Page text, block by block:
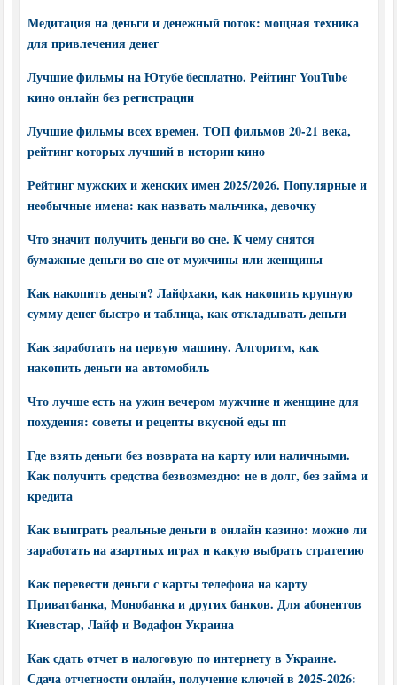
Медитация на деньги и денежный поток: мощная техника
для привлечения денег
Лучшие фильмы на Ютубе бесплатно. Рейтинг YouTube
кино онлайн без регистрации
Лучшие фильмы всех времен. ТОП фильмов 20-21 века,
рейтинг которых лучший в истории кино
Рейтинг мужских и женских имен 2025/2026. Популярные и
необычные имена: как назвать мальчика, девочку
Что значит получить деньги во сне. К чему снятся
бумажные деньги во сне от мужчины или женщины
Как накопить деньги? Лайфхаки, как накопить крупную
сумму денег быстро и таблица, как откладывать деньги
Как заработать на первую машину. Алгоритм, как
накопить деньги на автомобиль
Что лучше есть на ужин вечером мужчине и женщине для
похудения: советы и рецепты вкусной еды пп
Где взять деньги без возврата на карту или наличными.
Как получить средства безвозмездно: не в долг, без займа и
кредита
Как выиграть реальные деньги в онлайн казино: можно ли
заработать на азартных играх и какую выбрать стратегию
Как перевести деньги с карты телефона на карту
Приватбанка, Монобанка и других банков. Для абонентов
Киевстар, Лайф и Водафон Украина
Как сдать отчет в налоговую по интернету в Украине.
Сдача отчетности онлайн, получение ключей в 2025-2026: